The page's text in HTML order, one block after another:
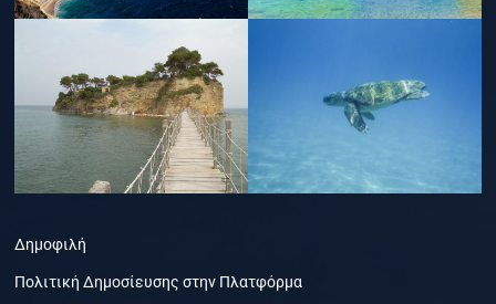
Δημοφιλή
Πολιτική Δημοσίευσης στην Πλατφόρμα